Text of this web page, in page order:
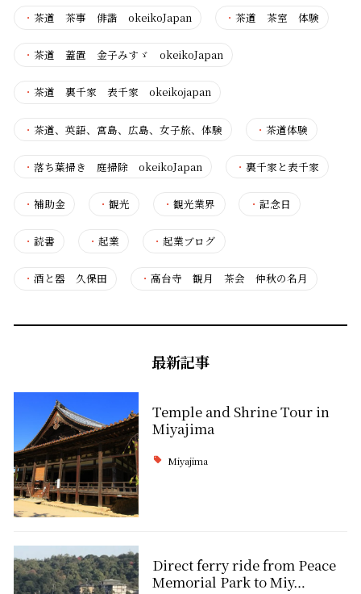
・ 茶道 茶事 俳諧 okeikoJapan ・茶道 茶室 体験
・ 茶道 蓋置 金子みすゞ okeikoJapan
・ 茶道 裏千家 表千家 okeikojapan
・ 茶道、英語、宮島、広島、女子旅、体験 ・茶道体験
・ 落ち葉掃き 庭掃除 okeikoJapan ・裏千家と表千家
・ 補助金 ・観光 ・観光業界 ・ 記念日
・ 読書 ・起業 ・起業ブログ
・ 酒と器 久保田 ・高台寺 観月 茶会 仲秋の名月
最新記事
Temple and Shrine Tour in
Miyajima
Miyajima
Direct ferry ride from Peace
Memorial Park to Miy…